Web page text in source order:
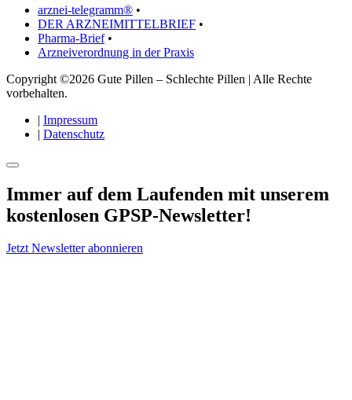
arznei-telegramm® •
DER ARZNEIMITTELBRIEF •
Pharma-Brief•
Arzneiverordnung in der Praxis
Copyright ©2026 Gute Pillen – Schlechte Pillen | Alle Rechte
vorbehalten.
| Impressum
| Datenschutz
Immer auf dem Laufenden mit unserem
kostenlosen GPSP-Newsletter!
Jetzt Newsletter abonnieren